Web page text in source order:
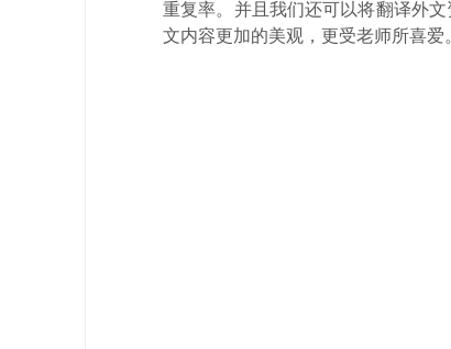
重复率。并且我们还可以将翻译外
文内容更加的美观，更受老师所喜爱